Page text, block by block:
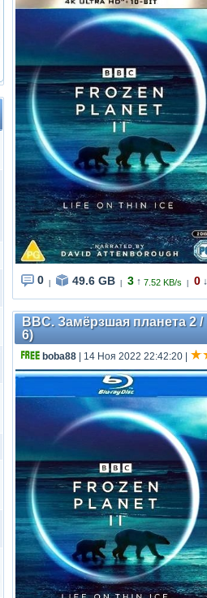
0 49.6 GB 3 ↑ 7.52 KB/s 0 ↓
BBC. Замёрзшая планета 2
6)
boba88 | 14 Ноя 2022 22:42:20